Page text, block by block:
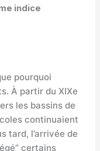
indice
pourquoi
À partir du XIXe
les bassins de
continuaient
tard, l’arrivée de
certains